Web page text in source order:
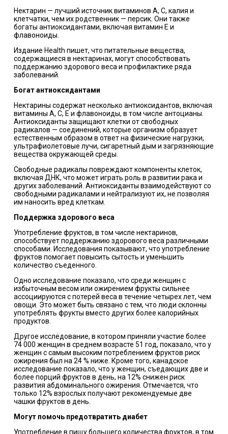
Нектарин — лучший источник витаминов А, С, калия и
клетчатки, чем их родственник — персик. Они также
богаты антиоксидантами, включая витамин Е и
флавоноиды.
Издание Health пишет, что питательные вещества,
содержащиеся в нектаринах, могут способствовать
поддержанию здорового веса и профилактике ряда
заболеваний.
Богат антиоксидантами
Нектарины содержат несколько антиоксидантов, включая
витамины А, С, Е и флавоноиды, в том числе антоцианы.
Антиоксиданты защищают клетки от свободных
радикалов — соединений, которые организм образует
естественным образом в ответ на физические нагрузки,
ультрафиолетовые лучи, сигаретный дым и загрязняющие
вещества окружающей среды.
Свободные радикалы повреждают компоненты клеток,
включая ДНК, что может играть роль в развитии рака и
других заболеваний. Антиоксиданты взаимодействуют со
свободными радикалами и нейтрализуют их, не позволяя
им наносить вред клеткам.
Поддержка здорового веса
Употребление фруктов, в том числе нектаринов,
способствует поддержанию здорового веса различными
способами. Исследования показывают, что употребление
фруктов помогает повысить сытость и уменьшить
количество съеденного.
Одно исследование показало, что среди женщин с
избыточным весом или ожирением фрукты сильнее
ассоциируются с потерей веса в течение четырех лет, чем
овощи. Это может быть связано с тем, что люди склонны
употреблять фрукты вместо других более калорийных
продуктов.
Другое исследование, в котором приняли участие более
74 000 женщин в среднем возрасте 51 год, показало, что у
женщин с самым высоким потреблением фруктов риск
ожирения был на 24 % ниже. Кроме того, канадское
исследование показало, что у женщин, съедающих две и
более порций фруктов в день, на 12% снижен риск
развития абдоминального ожирения. Отмечается, что
только 12% взрослых получают рекомендуемые две
чашки фруктов в день.
Могут помочь предотвратить диабет
Употребление в пищу большего количества фруктов, в том